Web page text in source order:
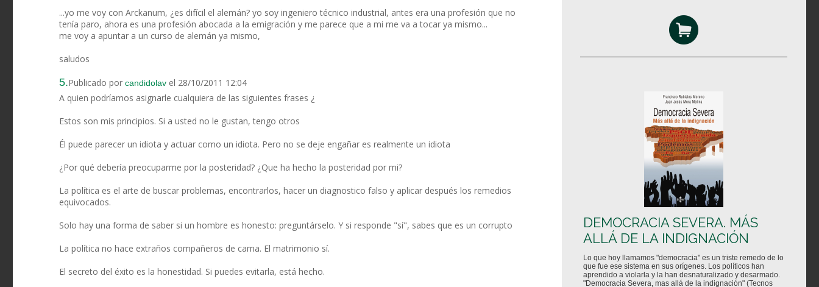
...yo me voy con Arckanum, ¿es difícil el alemán? yo soy ingeniero técnico industrial, antes era una profesión que no
tenía paro, ahora es una profesión abocada a la emigración y me parece que a mi me va a tocar ya mismo...
me voy a apuntar a un curso de alemán ya mismo,
saludos
5.Publicado por candidolav el 28/10/2011 12:04
A quien podríamos asignarle cualquiera de las siguientes frases ¿
Estos son mis principios. Si a usted no le gustan, tengo otros
Él puede parecer un idiota y actuar como un idiota. Pero no se deje engañar es realmente un idiota
¿Por qué debería preocuparme por la posteridad? ¿Que ha hecho la posteridad por mi?
La política es el arte de buscar problemas, encontrarlos, hacer un diagnostico falso y aplicar después los remedios
equivocados.
Solo hay una forma de saber si un hombre es honesto: preguntárselo. Y si responde "sí", sabes que es un corrupto
La política no hace extraños compañeros de cama. El matrimonio sí.
El secreto del éxito es la honestidad. Si puedes evitarla, está hecho.
DEMOCRACIA SEVERA. MÁS
ALLÁ DE LA INDIGNACIÓN
Lo que hoy llamamos "democracia" es un triste remedo de lo
que fue ese sistema en sus orígenes. Los políticos han
aprendido a violarla y la han desnaturalizado y desarmado.
"Democracia Severa, mas allá de la indignación" (Tecnos